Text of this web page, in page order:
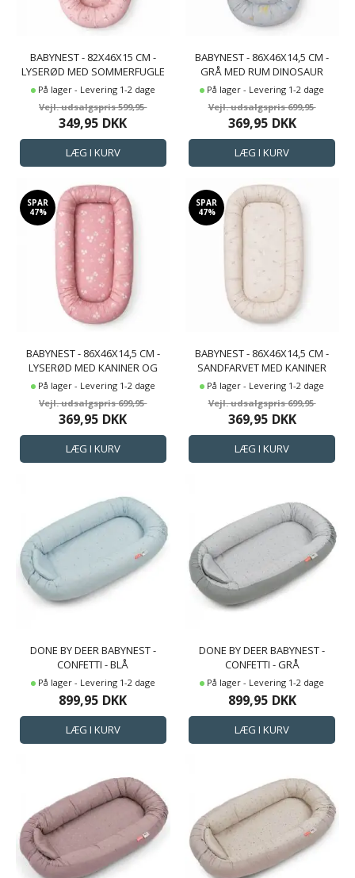
BABYNEST - 82X46X15 CM -
LYSERØD MED SOMMERFUGLE
På lager - Levering 1-2 dage
599,95
349,95 DKK
BABYNEST - 86X46X14,5 CM -
GRÅ MED RUM DINOSAUR
På lager - Levering 1-2 dage
699,95
369,95 DKK
SPAR
47%
BABYNEST - 86X46X14,5 CM -
LYSERØD MED KANINER OG
BLOMSTER
På lager - Levering 1-2 dage
699,95
369,95 DKK
SPAR
47%
BABYNEST - 86X46X14,5 CM -
SANDFARVET MED KANINER
På lager - Levering 1-2 dage
699,95
369,95 DKK
DONE BY DEER BABYNEST -
CONFETTI - BLÅ
På lager - Levering 1-2 dage
899,95 DKK
DONE BY DEER BABYNEST -
CONFETTI - GRÅ
På lager - Levering 1-2 dage
899,95 DKK